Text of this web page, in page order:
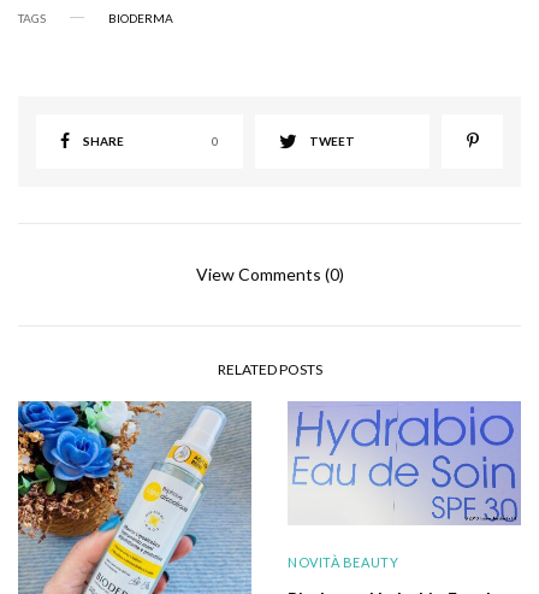
TAGS BIODERMA
SHARE 0 TWEET
View Comments (0)
RELATED POSTS
NOVITÀ BEAUTY